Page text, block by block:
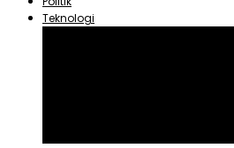
Teknologi